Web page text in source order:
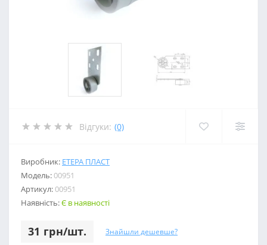
Відгуки: (0)
Виробник: ЕТЕРА ПЛАСТ
Модель:00951
Артикул:00951
Наявність:Є в наявності
31 грн/шт. Знайшли дешевше?